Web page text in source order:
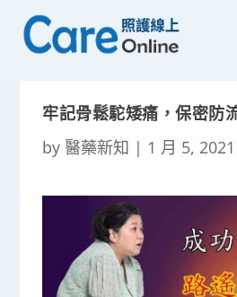
牢記骨鬆駝矮痛，保密防
by 醫藥新知 | 1 月 5, 2021